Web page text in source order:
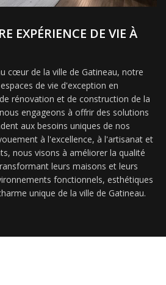
EXPÉRIENCE DE VIE À
cœur de la ville de Gatineau, notre
de vie d'exception en
rénovation et de construction de la
engageons à offrir des solutions
aux besoins uniques de nos
à l'excellence, à l'artisanat et
nous visons à améliorer la qualité
leurs maisons et leurs
fonctionnels, esthétiques
unique de la ville de Gatineau.